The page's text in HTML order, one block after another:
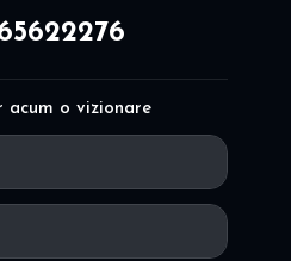
acum o vizionare